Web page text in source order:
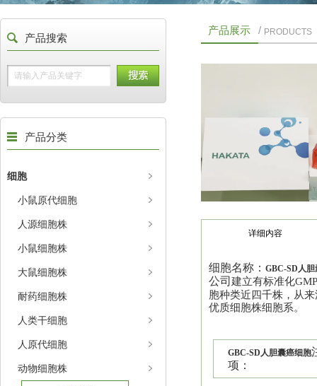
产品搜索
产品分类
细胞
小鼠原代细胞
人源细胞株
小鼠细胞株
大鼠细胞株
耐药细胞株
人类干细胞
人原代细胞
动物细胞株
产品展示 / PRODUCTS
详细内容
细胞名称： GBC-SD人
公司 建立有标准化GMP
胞种类近四千株，从
优质细胞株细胞系。
GBC-SD人胆囊癌细胞
项：